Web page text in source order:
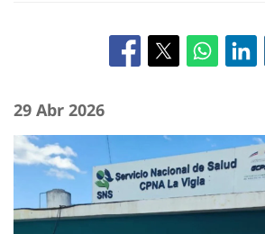
29 Abr 2026